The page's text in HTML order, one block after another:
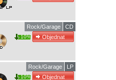
CD
Rock/Garage
10%
LP
Rock/Garage
10%